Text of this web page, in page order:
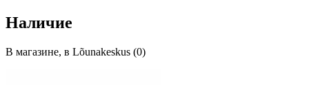
Наличие
В магазине, в Lõunakeskus (0)